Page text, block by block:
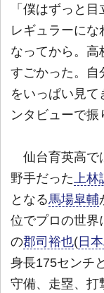
「僕はずっと
レギュラーに
なってから。高
すごかった。自
をいっぱい見て
ンタビューで振
仙台育英高で
野手だった上林
となる馬場皐輔
位でプロの世界
の郡司裕也( 日
身長175センチ
守備、走塁、打